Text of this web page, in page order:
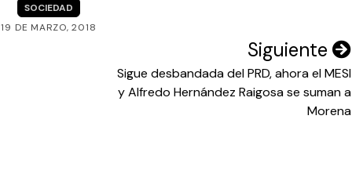
SOCIEDAD
19 DE MARZO, 2018
Siguiente
Sigue desbandada del PRD, ahora el MESI
y Alfredo Hernández Raigosa se suman a
Morena